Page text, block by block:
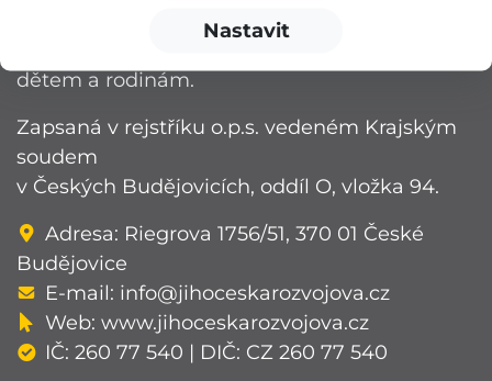
Nastavit
Jihočeská rozvojová o.p.s.
dětem a rodinám.
Zapsaná v rejstříku o.p.s. vedeném Krajským
soudem
v Českých Budějovicích, oddíl O, vložka 94.
Adresa: Riegrova 1756/51, 370 01 České
Budějovice
E-mail: info@jihoceskarozvojova.cz
Web: www.jihoceskarozvojova.cz
IČ: 260 77 540 | DIČ: CZ 260 77 540